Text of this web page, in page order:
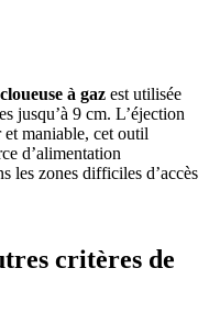
cloueuse à gaz est utilisée
jusqu’à 9 cm. L’éjection
et maniable, cet outil
d’alimentation
les zones difficiles d’accès
critères de